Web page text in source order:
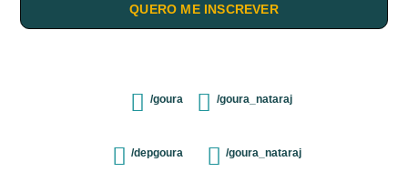
QUERO ME INSCREVER
/goura /goura_nataraj
/depgoura /goura_nataraj